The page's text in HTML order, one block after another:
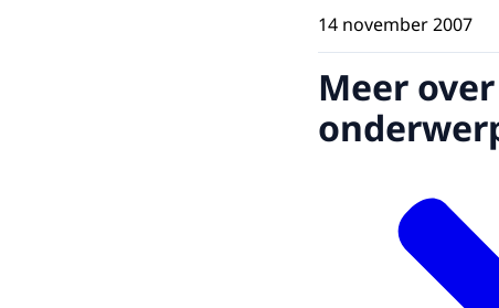
14 november 2007
Meer